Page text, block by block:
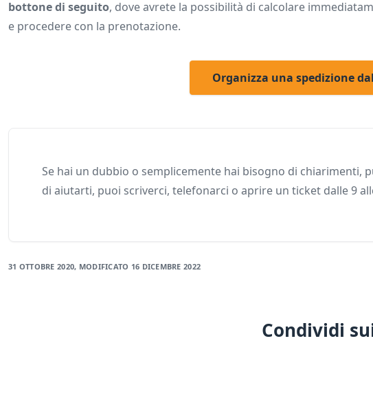
bottone di seguito, dove avrete la possibilità di calcolare
e procedere con la prenotazione.
Organizza una spedizione
Se hai un dubbio o semplicemente hai bisogno di chiarimenti,
di aiutarti, puoi scriverci, telefonarci o aprire un ticket dalle 9
31 OTTOBRE 2020, MODIFICATO 16 DICEMBRE 2022
Condividi